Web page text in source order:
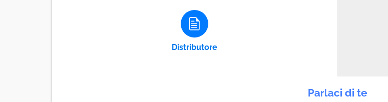
Distributore
Parlaci di te